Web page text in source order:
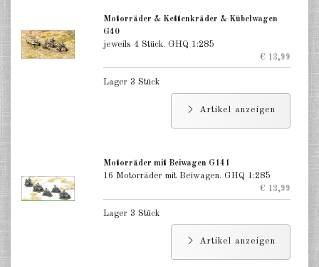
Motorräder & Kettenkräder & Kübelwagen
G40
jeweils 4 Stück. GHQ 1:285
€ 13,99
Lager 3 Stück
Artikel anzeigen
Motorräder mit Beiwagen G141
16 Motorräder mit Beiwagen. GHQ 1:285
€ 13,99
Lager 3 Stück
Artikel anzeigen